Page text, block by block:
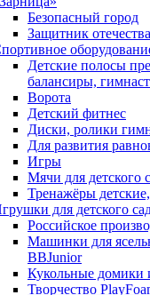
Безопасный город
Защитник отечества
Детские полосы
балансиры,
Ворота
Детский фитнес
Диски, ролики
Для развития
Игры
Мячи для детского
Тренажёры
для детского
Российское
Машинки для
BBJunior
Кукольные домики
Творчество